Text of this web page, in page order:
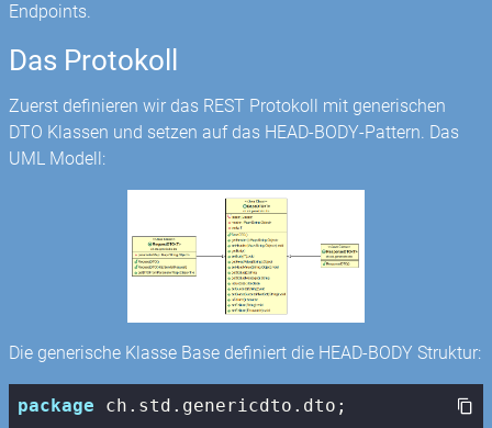
Endpoints.
Das Protokoll
Zuerst definieren wir das REST Protokoll mit generischen
DTO Klassen und setzen auf das HEAD-BODY-Pattern. Das
UML Modell:
Die generische Klasse Base definiert die HEAD-BODY Struktur:
package ch.std.genericdto.dto;